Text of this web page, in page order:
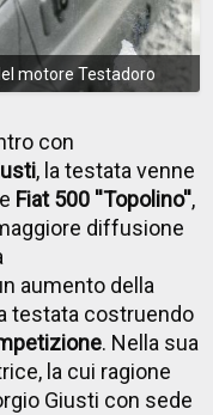
motore Testadoro
con
, la testata venne
Fiat 500 ''Topolino'',
diffusione
aumento della
testata costruendo
. Nella sua
la cui ragione
Giusti con sede